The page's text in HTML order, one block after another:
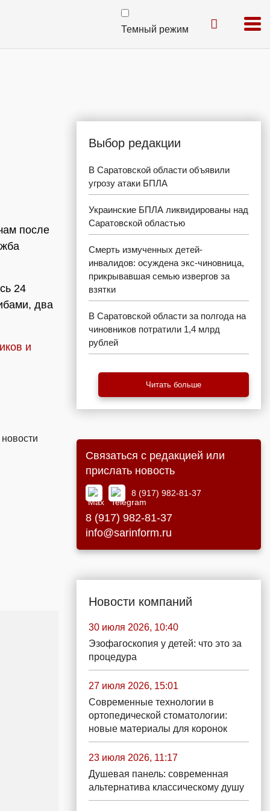
Темный режим
после
24
два
и
Выбор редакции
В Саратовской области объявили
угрозу атаки БПЛА
Украинские БПЛА ликвидированы над
Саратовской областью
Смерть измученных детей-
инвалидов: осуждена экс-чиновница,
прикрывавшая семью извергов за
взятки
В Саратовской области за полгода на
чиновников потратили 1,4 млрд
рублей
Читать больше
Связаться с редакцией или
прислать новость
8 (917) 982-81-37
8 (917) 982-81-37
info@sarinform.ru
Новости компаний
30 июля 2026, 10:40
Эзофагоскопия у детей: что это за
процедура
27 июля 2026, 15:01
Современные технологии в
ортопедической стоматологии:
новые материалы для коронок
23 июля 2026, 11:17
Душевая панель: современная
альтернатива классическому душу